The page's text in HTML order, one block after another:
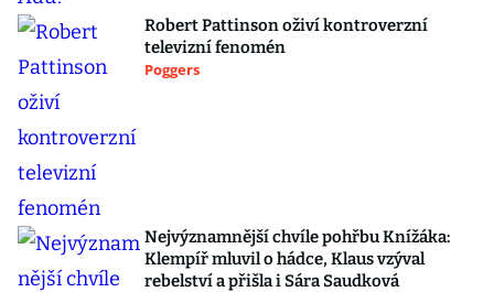
Robert Pattinson oživí kontroverzní
televizní fenomén
Poggers
Nejvýznamnější chvíle pohřbu Knížáka:
Klempíř mluvil o hádce, Klaus vzýval
rebelství a přišla i Sára Saudková